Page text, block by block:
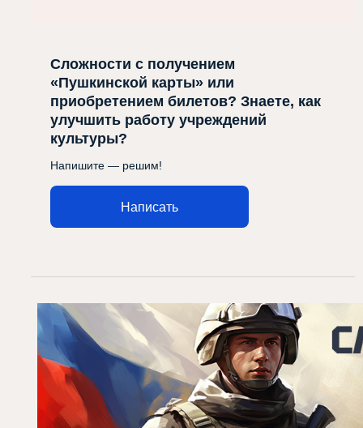
Сложности с получением
«Пушкинской карты» или
приобретением билетов? Знаете, как
улучшить работу учреждений
культуры?
Напишите — решим!
Написать